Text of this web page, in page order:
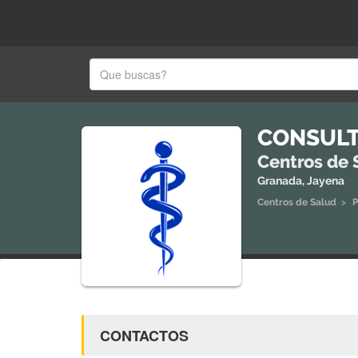
Centros de
Granada, Jayena
Centros de Salud >
CONTACTOS